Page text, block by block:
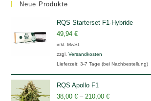
Neue Produkte
RQS Starterset F1-Hybride
49,94€
inkl. MwSt.
zzgl.Versandkosten
Lieferzeit:3-7 Tage (bei Nachbestellung)
RQS Apollo F1
38,00€ –210,00€